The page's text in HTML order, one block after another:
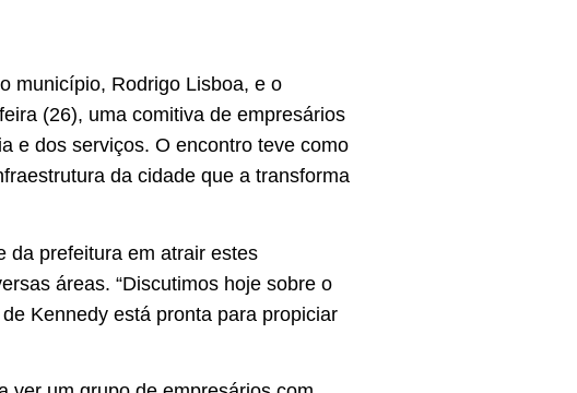
município, Rodrigo Lisboa, e o
(26), uma comitiva de empresários
e dos serviços. O encontro teve como
da cidade que a transforma
da prefeitura em atrair estes
áreas. “Discutimos hoje sobre o
Kennedy está pronta para propiciar